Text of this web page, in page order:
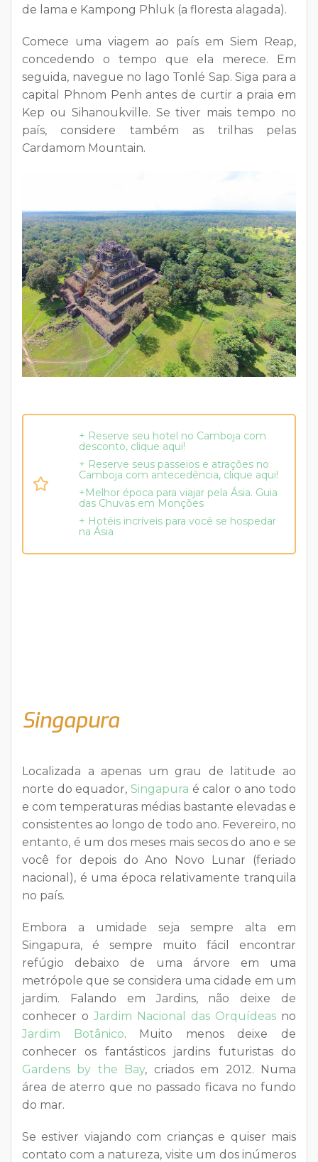
de lama e Kampong Phluk (a floresta alagada).
Comece uma viagem ao país em Siem Reap,
concedendo o tempo que ela merece. Em
seguida, navegue no lago Tonlé Sap. Siga para a
capital Phnom Penh antes de curtir a praia em
Kep ou Sihanoukville. Se tiver mais tempo no
país, considere também as trilhas pelas
Cardamom Mountain.
+ Reserve seu hotel no Camboja com
desconto, clique aqui!
+ Reserve seus passeios e atrações no
Camboja com antecedência, clique aqui!
+Melhor época para viajar pela Ásia. Guia
das Chuvas em Monções
+ Hotéis incríveis para você se hospedar
na Ásia
Singapura
Localizada a apenas um grau de latitude ao
norte do equador, Singapura é calor o ano todo
e com temperaturas médias bastante elevadas e
consistentes ao longo de todo ano. Fevereiro, no
entanto, é um dos meses mais secos do ano e se
você for depois do Ano Novo Lunar (feriado
nacional), é uma época relativamente tranquila
no país.
Embora a umidade seja sempre alta em
Singapura, é sempre muito fácil encontrar
refúgio debaixo de uma árvore em uma
metrópole que se considera uma cidade em um
jardim. Falando em Jardins, não deixe de
conhecer o Jardim Nacional das Orquídeas no
Jardim Botânico. Muito menos deixe de
conhecer os fantásticos jardins futuristas do
Gardens by the Bay, criados em 2012. Numa
área de aterro que no passado ficava no fundo
do mar.
Se estiver viajando com crianças e quiser mais
contato com a natureza, visite um dos inúmeros